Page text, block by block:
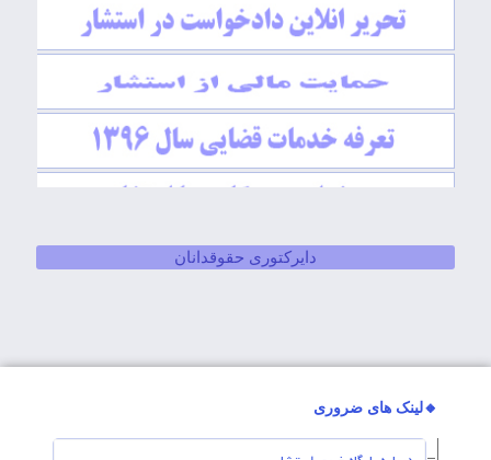
دایرکتوری حقوقدانان
🔸لینک های ضروری